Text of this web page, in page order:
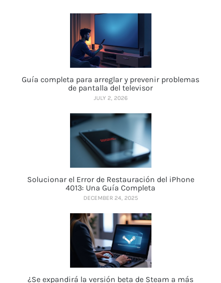
Guía completa para arreglar y prevenir problemas
de pantalla del televisor
JULY 2, 2026
Solucionar el Error de Restauración del iPhone
4013: Una Guía Completa
DECEMBER 24, 2025
¿Se expandirá la versión beta de Steam a más